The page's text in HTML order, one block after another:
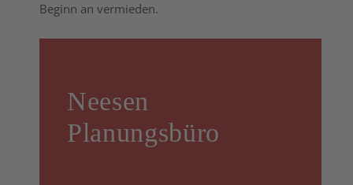
Beginn an vermieden.
Neesen
Planungsbüro